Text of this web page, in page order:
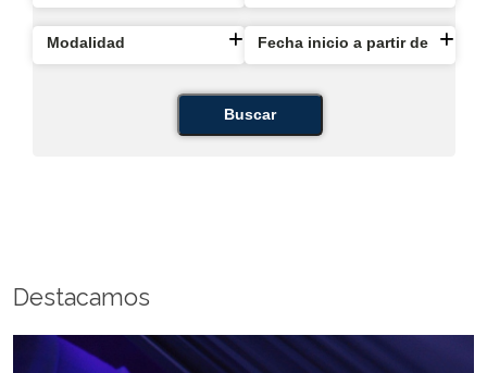
Modalidad Fecha inicio a partir de
Buscar
Destacamos